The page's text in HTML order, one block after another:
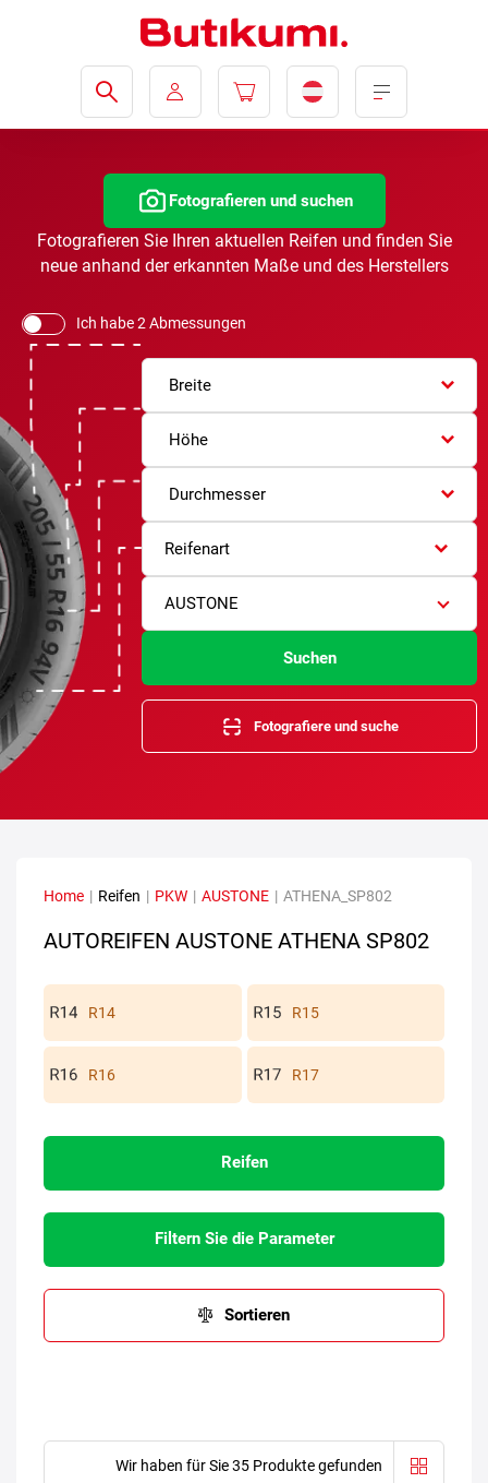
Fotografieren und suchen
Fotografieren Sie Ihren aktuellen Reifen und finden Sie
neue anhand der erkannten Maße und des Herstellers
Ich habe 2 Abmessungen
Breite
Höhe
Durchmesser
Reifenart
AUSTONE
Suchen
Fotografiere und suche
Home | Reifen | PKW | AUSTONE | ATHENA_SP802
AUTOREIFEN AUSTONE ATHENA SP802
R14 R15
R16 R17
Reifen
Filtern Sie die Parameter
Sortieren
Wir haben für Sie 35 Produkte gefunden